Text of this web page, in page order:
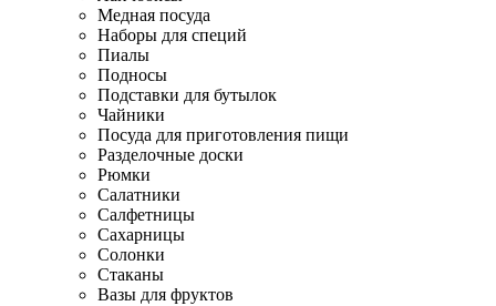
Медная посуда
Наборы для специй
Пиалы
Подносы
Подставки для бутылок
Чайники
Посуда для приготовления пищи
Разделочные доски
Рюмки
Салатники
Салфетницы
Сахарницы
Солонки
Стаканы
Вазы для фруктов